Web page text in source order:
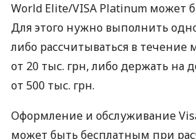
World Elite/VISA Platinum может
Для этого нужно выполнить
либо рассчитываться в течение
от 20 тыс. грн, либо держать на
от 500 тыс. грн.
Оформление и обслуживание
может быть бесплатным при